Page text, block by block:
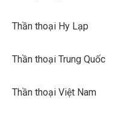
Thần thoại Hy Lạp
Thần thoại Trung Quốc
Thần thoại Việt Nam